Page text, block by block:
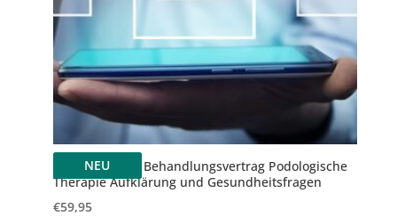
NEU
Upgrade 2025: Behandlungsvertrag Podologische
Therapie Aufklärung und Gesundheitsfragen
€59,95